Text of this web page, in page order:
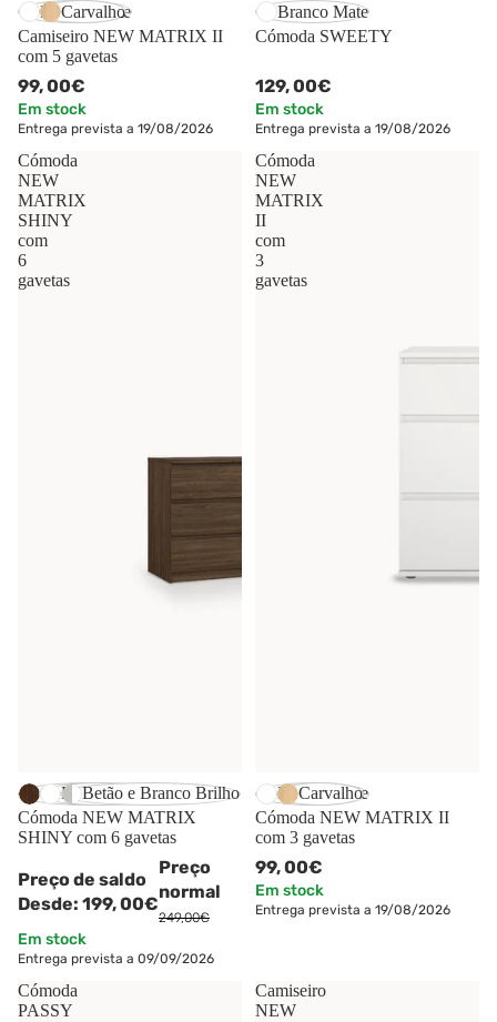
Branco Mate
Carvalho
Camiseiro NEW MATRIX II
com 5 gavetas
99,00€
Em stock
Entrega prevista a 19/08/2026
Branco Mate
Cómoda SWEETY
129,00€
Em stock
Entrega prevista a 19/08/2026
Cómoda
NEW
MATRIX
SHINY
com
6
gavetas
Carvalho Escuro
Branco Brilho
Betão e Branco Brilho
Cómoda NEW MATRIX
SHINY com 6 gavetas
Preço de saldo
Desde: 199,00€
Preço
normal
249,00€
Em stock
Entrega prevista a 09/09/2026
Cómoda
NEW
MATRIX
II
com
3
gavetas
Branco Mate
Carvalho
Cómoda NEW MATRIX II
com 3 gavetas
99,00€
Em stock
Entrega prevista a 19/08/2026
Cómoda
PASSY
Camiseiro
NEW